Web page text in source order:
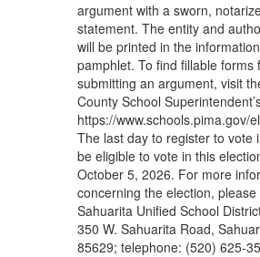
argument with a sworn,
statement. The entity and
will be printed in the
pamphlet. To find fillable forms
submitting an argument, visit
County School
https://www.schools.pima.gov/
The last day to register to vote
be eligible to vote in this
October 5, 2026. For more
concerning the election,
Sahuarita Unified School
350 W. Sahuarita Road,
85629; telephone: (520) 625-